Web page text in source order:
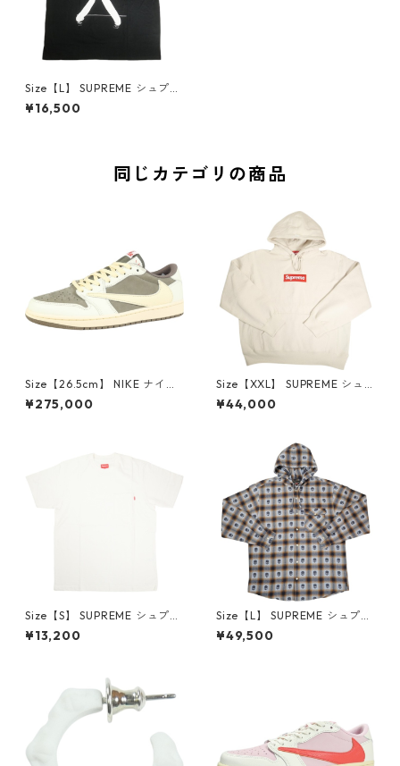
Size【L】 SUPREME シュプリ
ーム ×The North Face ×Ray
mond Pettibon 24AW S/S To
¥16,500
同じカテゴリの商品
Size【26.5cm】 NIKE ナイキ
×Travis Scott AIR JORDAN 1
LOW Reverse Mocha DM786
¥275,000
Size【XXL】 SUPREME シュ
プリーム 24AW Box Logo Ho
oded Sweatshirt Stone ボッ
¥44,000
Size【S】 SUPREME シュプリ
ーム S/S Pocket Tee White T
シャツ 白 【新古品・未使用
¥13,200
Size【L】 SUPREME シュプリ
ーム ×Number (N)ine 25FW
Hooded Flannel Shirt Blue
¥49,500